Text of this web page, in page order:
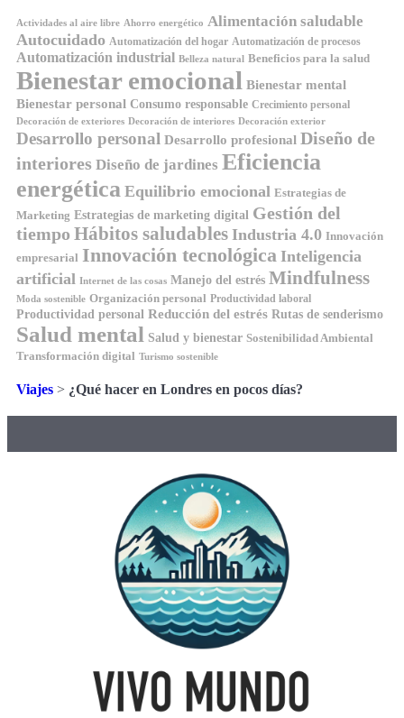
Actividades al aire libre Ahorro energético Alimentación saludable
Autocuidado Automatización del hogar Automatización de procesos
Automatización industrial Belleza natural Beneficios para la salud
Bienestar emocional Bienestar mental
Bienestar personal Consumo responsable Crecimiento personal
Decoración de exteriores Decoración de interiores Decoración exterior
Desarrollo personal Desarrollo profesional Diseño de
interiores Diseño de jardines Eficiencia
energética Equilibrio emocional Estrategias de
Marketing Estrategias de marketing digital Gestión del
tiempo Hábitos saludables Industria 4.0 Innovación
empresarial Innovación tecnológica Inteligencia
artificial Internet de las cosas Manejo del estrés Mindfulness
Moda sostenible Organización personal Productividad laboral
Productividad personal Reducción del estrés Rutas de senderismo
Salud mental Salud y bienestar Sostenibilidad Ambiental
Transformación digital Turismo sostenible
Viajes > ¿Qué hacer en Londres en pocos días?